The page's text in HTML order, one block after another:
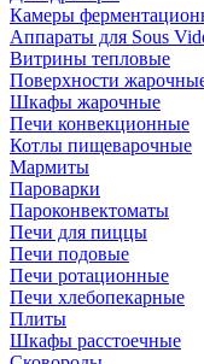
Камеры
Аппараты для Sous
Витрины тепловые
Поверхности
Шкафы жарочные
Печи конвекционные
Котлы пищеварочные
Мармиты
Пароварки
Пароконвектоматы
Печи для пиццы
Печи подовые
Печи ротационные
Печи хлебопекарные
Плиты
Шкафы расстоечные